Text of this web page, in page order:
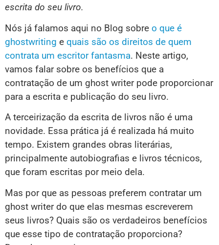
escrita do seu livro.
Nós já falamos aqui no Blog sobre o que é
ghostwriting e quais são os direitos de quem
contrata um escritor fantasma. Neste artigo,
vamos falar sobre os benefícios que a
contratação de um ghost writer pode proporcionar
para a escrita e publicação do seu livro.
A terceirização da escrita de livros não é uma
novidade. Essa prática já é realizada há muito
tempo. Existem grandes obras literárias,
principalmente autobiografias e livros técnicos,
que foram escritas por meio dela.
Mas por que as pessoas preferem contratar um
ghost writer do que elas mesmas escreverem
seus livros? Quais são os verdadeiros benefícios
que esse tipo de contratação proporciona?